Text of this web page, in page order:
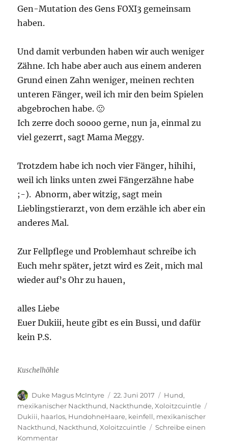
Gen-Mutation des Gens FOXI3 gemeinsam
haben.
Und damit verbunden haben wir auch weniger
Zähne. Ich habe aber auch aus einem anderen
Grund einen Zahn weniger, meinen rechten
unteren Fänger, weil ich mir den beim Spielen
abgebrochen habe. 🙁
Ich zerre doch soooo gerne, nun ja, einmal zu
viel gezerrt, sagt Mama Meggy.
Trotzdem habe ich noch vier Fänger, hihihi,
weil ich links unten zwei Fängerzähne habe
;-). Abnorm, aber witzig, sagt mein
Lieblingstierarzt, von dem erzähle ich aber ein
anderes Mal.
Zur Fellpflege und Problemhaut schreibe ich
Euch mehr später, jetzt wird es Zeit, mich mal
wieder auf’s Ohr zu hauen,
alles Liebe
Euer Dukiii, heute gibt es ein Bussi, und dafür
kein P.S.
Kuschelhöhle
Autor
Duke Magus McIntyre
Veröffentlicht
am
22. Juni 2017 Kategorien
Hund,
mexikanischer Nackthund, Nackthunde,Xoloitzcuintle
Dukiii, haarlos, HundohneHaare, keinfell, mexikanischer
Nackthund, Nackthund,Xoloitzcuintle
Schreibe einen
Kommentarzu